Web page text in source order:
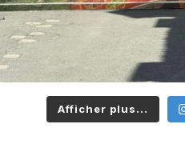
Afficher plus...